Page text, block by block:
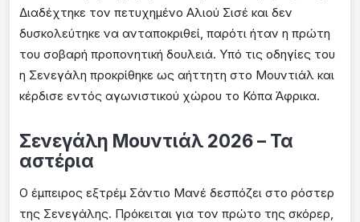
Διαδέχτηκε τον πετυχημένο Αλιού Σισέ και δεν
δυσκολεύτηκε να ανταποκριθεί, παρότι ήταν η πρώτη
του σοβαρή προπονητική δουλειά. Υπό τις οδηγίες του
η Σενεγάλη προκρίθηκε ως αήττητη στο Μουντιάλ και
κέρδισε εντός αγωνιστικού χώρου το Κόπα Άφρικα.
Σενεγάλη Μουντιάλ 2026 – Τα
αστέρια
Ο έμπειρος εξτρέμ Σάντιο Μανέ δεσπόζει στο ρόστερ
της Σενεγάλης. Πρόκειται για τον πρώτο της σκόρερ,